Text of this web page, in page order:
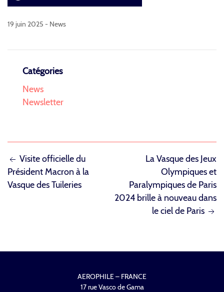
19 juin 2025 - News
Catégories
News
Newsletter
NAVIGATION
DE
Visite officielle du
Président Macron à la
Vasque des Tuileries
La Vasque des Jeux
Olympiques et
Paralympiques de Paris
2024 brille à nouveau dans
le ciel de Paris
AEROPHILE – FRANCE
17 rue Vasco de Gama